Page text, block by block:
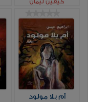
كيفين ليمان
أم بلا مولود